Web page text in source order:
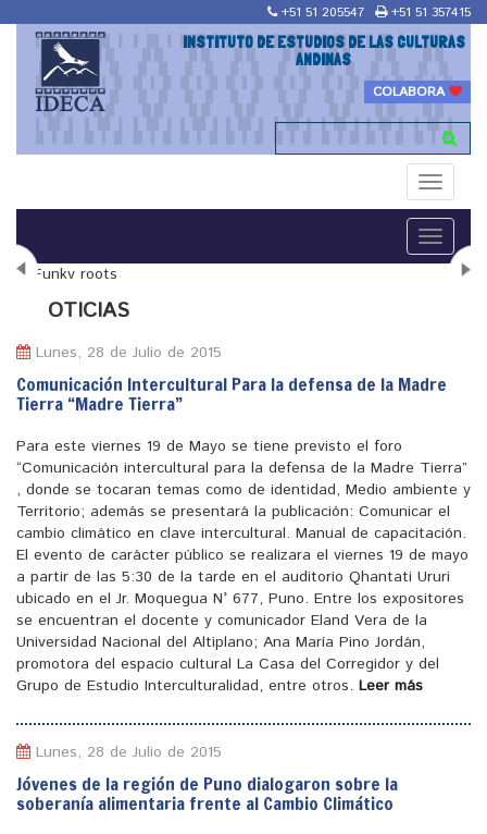
+51 51 205547 +51 51 357415
INSTITUTO DE ESTUDIOS DE LAS CULTURAS
ANDINAS
COLABORA
Toggle
Toggle
"Maestría en Religiones y culturas Andinas"
OTICIAS
Lunes, 28 de Julio de 2015
Comunicación Intercultural Para la defensa de la Madre
Tierra “Madre Tierra”
Para este viernes 19 de Mayo se tiene previsto el foro
“Comunicación intercultural para la defensa de la Madre Tierra”
, donde se tocaran temas como de identidad, Medio ambiente y
Territorio; además se presentará la publicación: Comunicar el
cambio climático en clave intercultural. Manual de capacitación.
El evento de carácter público se realizara el viernes 19 de mayo
a partir de las 5:30 de la tarde en el auditorio Qhantati Ururi
ubicado en el Jr. Moquegua N° 677, Puno. Entre los expositores
se encuentran el docente y comunicador Eland Vera de la
Universidad Nacional del Altiplano; Ana María Pino Jordán,
promotora del espacio cultural La Casa del Corregidor y del
Grupo de Estudio Interculturalidad, entre otros. Leer más
Lunes, 28 de Julio de 2015
Jóvenes de la región de Puno dialogaron sobre la
soberanía alimentaria frente al Cambio Climático